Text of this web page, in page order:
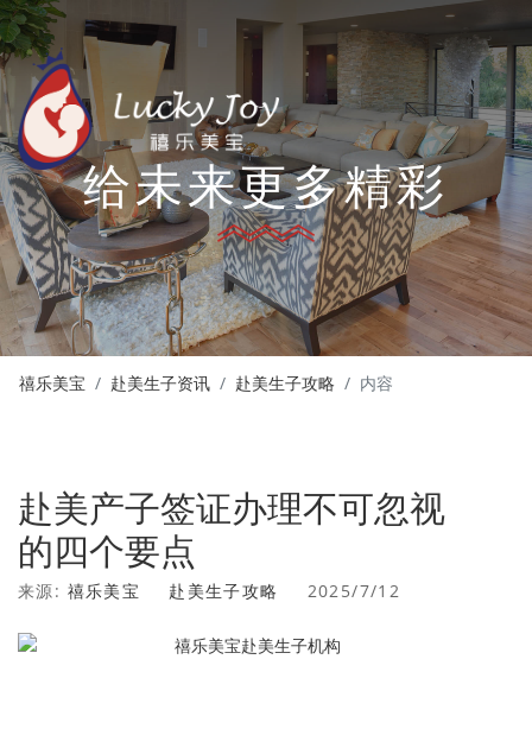
给未来更多精彩
禧乐美宝 赴美生子资讯 赴美生子攻略 内容
赴美产子签证办理不可忽视
的四个要点
来源: 禧乐美宝 赴美生子攻略 2025/7/12